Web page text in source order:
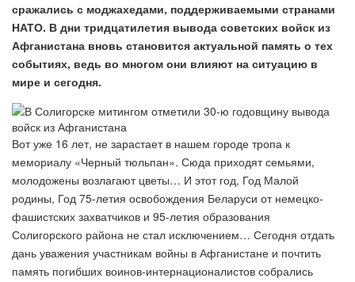
сражались с моджахедами, поддерживаемыми странами
НАТО. В дни тридцатилетия вывода советских войск из
Афганистана вновь становится актуальной память о тех
событиях, ведь во многом они влияют на ситуацию в
мире и сегодня.
Вот уже 16 лет, не зарастает в нашем городе тропа к
мемориалу «Черный тюльпан». Сюда приходят семьями,
молодожены возлагают цветы… И этот год, Год Малой
родины, Год 75-летия освобождения Беларуси от немецко-
фашистских захватчиков и 95-летия образования
Солигорского района не стал исключением… Сегодня отдать
дань уважения участникам войны в Афганистане и почтить
память погибших воинов-интернационалистов собрались